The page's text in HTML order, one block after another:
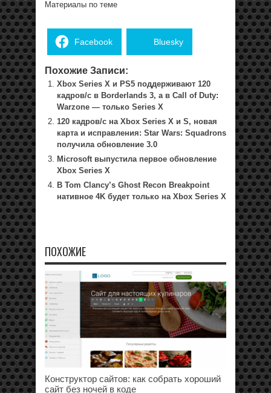
Материалы по теме
Facebook Bluesky
Похожие Записи:
Xbox Series X и PS5 поддерживают 120
кадров/с в Borderlands 3, а в Call of Duty:
Warzone — только Series X
120 кадров/с на Xbox Series X и S, новая
карта и исправления: Star Wars: Squadrons
получила обновление 3.0
Microsoft выпустила первое обновление
Xbox Series X
В Tom Clancy’s Ghost Recon Breakpoint
нативное 4K будет только на Xbox Series X
ПОХОЖИЕ
Конструктор сайтов: как собрать хороший
сайт без ночей в коде